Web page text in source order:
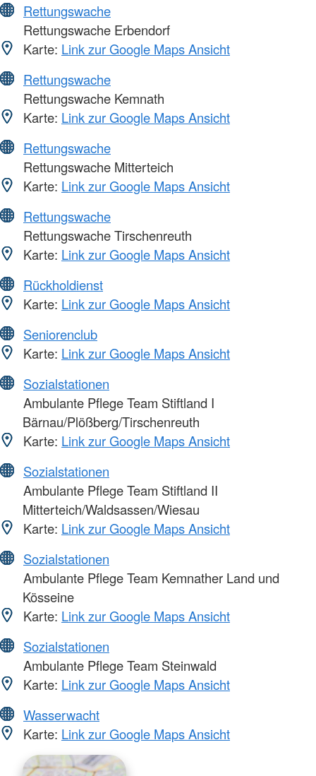
Rettungswache
Rettungswache Erbendorf
Karte: Link zur Google Maps Ansicht
Rettungswache
Rettungswache Kemnath
Karte: Link zur Google Maps Ansicht
Rettungswache
Rettungswache Mitterteich
Karte: Link zur Google Maps Ansicht
Rettungswache
Rettungswache Tirschenreuth
Karte: Link zur Google Maps Ansicht
Rückholdienst
Karte: Link zur Google Maps Ansicht
Seniorenclub
Karte: Link zur Google Maps Ansicht
Sozialstationen
Ambulante Pflege Team Stiftland I
Bärnau/Plößberg/Tirschenreuth
Karte: Link zur Google Maps Ansicht
Sozialstationen
Ambulante Pflege Team Stiftland II
Mitterteich/Waldsassen/Wiesau
Karte: Link zur Google Maps Ansicht
Sozialstationen
Ambulante Pflege Team Kemnather Land und
Kösseine
Karte: Link zur Google Maps Ansicht
Sozialstationen
Ambulante Pflege Team Steinwald
Karte: Link zur Google Maps Ansicht
Wasserwacht
Karte: Link zur Google Maps Ansicht